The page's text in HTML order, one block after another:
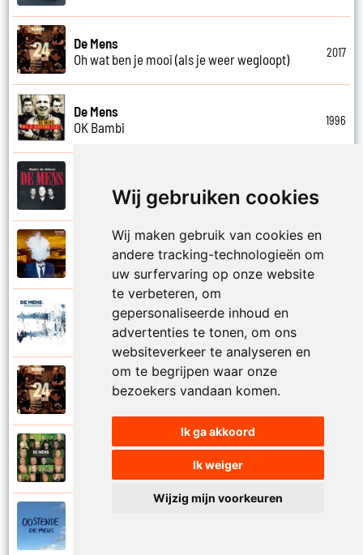
Wij gebruiken cookies
Wij maken gebruik van cookies en
andere tracking-technologieën om
uw surfervaring op onze website
te verbeteren, om
gepersonaliseerde inhoud en
advertenties te tonen, om ons
websiteverkeer te analyseren en
om te begrijpen waar onze
bezoekers vandaan komen.
Ik ga akkoord
Ik weiger
Wijzig mijn voorkeuren
De Mens
Oh wat ben je mooi (als je weer wegloopt)
2017
De Mens
OK Bambi
1996
Onder de duinen
Onder de zon
2022
De Mens
Ongewoon
De Mens
Onmondig
De Mens